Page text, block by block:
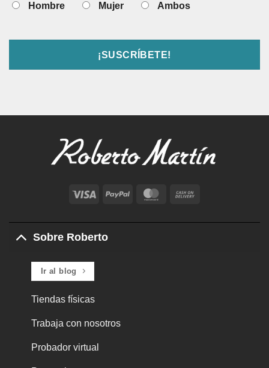
Hombre
Mujer Ambos
Visa PayPal MasterCard
Delivery
Sobre Roberto
Ir al blog
Tiendas físicas
Trabaja con nosotros
Probador virtual